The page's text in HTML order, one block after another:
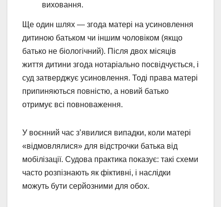
виховання.
Ще один шлях — згода матері на усиновлення
дитиною батьком чи іншим чоловіком (якщо
батько не біологічний). Після двох місяців
життя дитини згода нотаріально посвідчується, і
суд затверджує усиновлення. Тоді права матері
припиняються повністю, а новий батько
отримує всі повноваження.
У воєнний час з’явилися випадки, коли матері
«відмовлялися» для відстрочки батька від
мобілізації. Судова практика показує: такі схеми
часто розпізнають як фіктивні, і наслідки
можуть бути серйозними для обох.